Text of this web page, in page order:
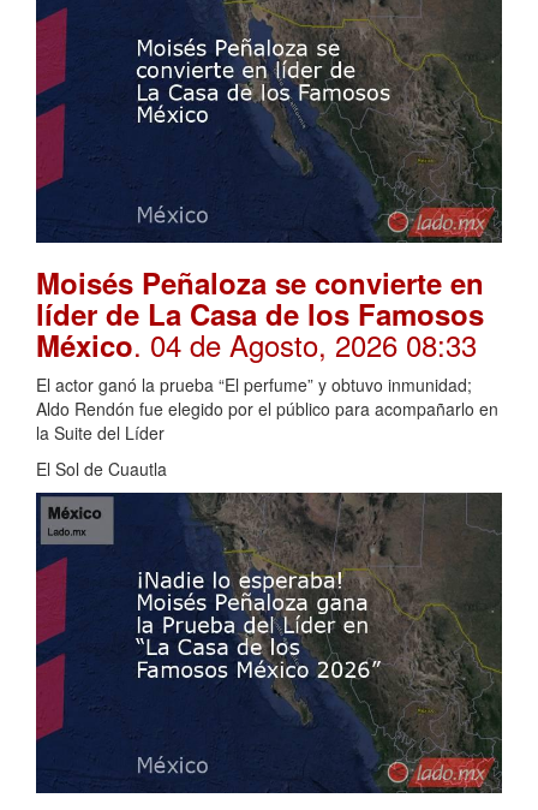
Moisés Peñaloza se convierte en
líder de La Casa de los Famosos
México. 04 de Agosto, 2026 08:33
El actor ganó la prueba “El perfume” y obtuvo inmunidad;
Aldo Rendón fue elegido por el público para acompañarlo en
la Suite del Líder
El Sol de Cuautla